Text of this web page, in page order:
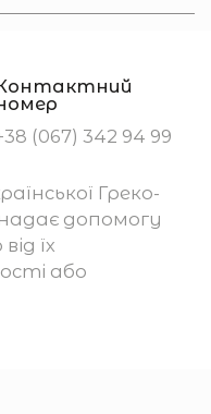
(067) 342 94 99
Греко-
допомогу
їх
або